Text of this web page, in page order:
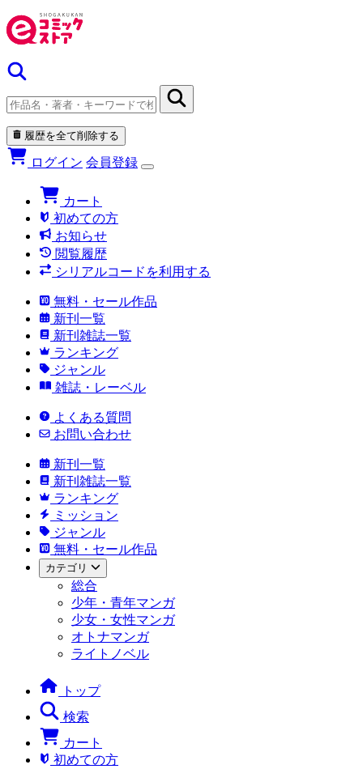
履歴を全て削除する
ログイン 会員登録
カート
初めての方
お知らせ
閲覧履歴
シリアルコードを利用する
無料・セール作品
新刊一覧
新刊雑誌一覧
ランキング
ジャンル
雑誌・レーベル
よくある質問
お問い合わせ
新刊一覧
新刊雑誌一覧
ランキング
ミッション
ジャンル
無料・セール作品
カテゴリ
総合
少年・青年マンガ
少女・女性マンガ
オトナマンガ
ライトノベル
トップ
検索
カート
初めての方